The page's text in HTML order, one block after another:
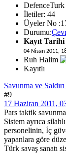
DefenceTurk
İletiler: 44
Üyeler No
Durumu:
Kayıt Tarihi
04 Nisan 2011,
Ruh Halim
Kayıtlı
Savunma ve
#9
17 Haziran 2011,
Pars taktik savunma
Sistem ayrıca
personelinin, İç
yapanlara göre
Türk savaş sanatı